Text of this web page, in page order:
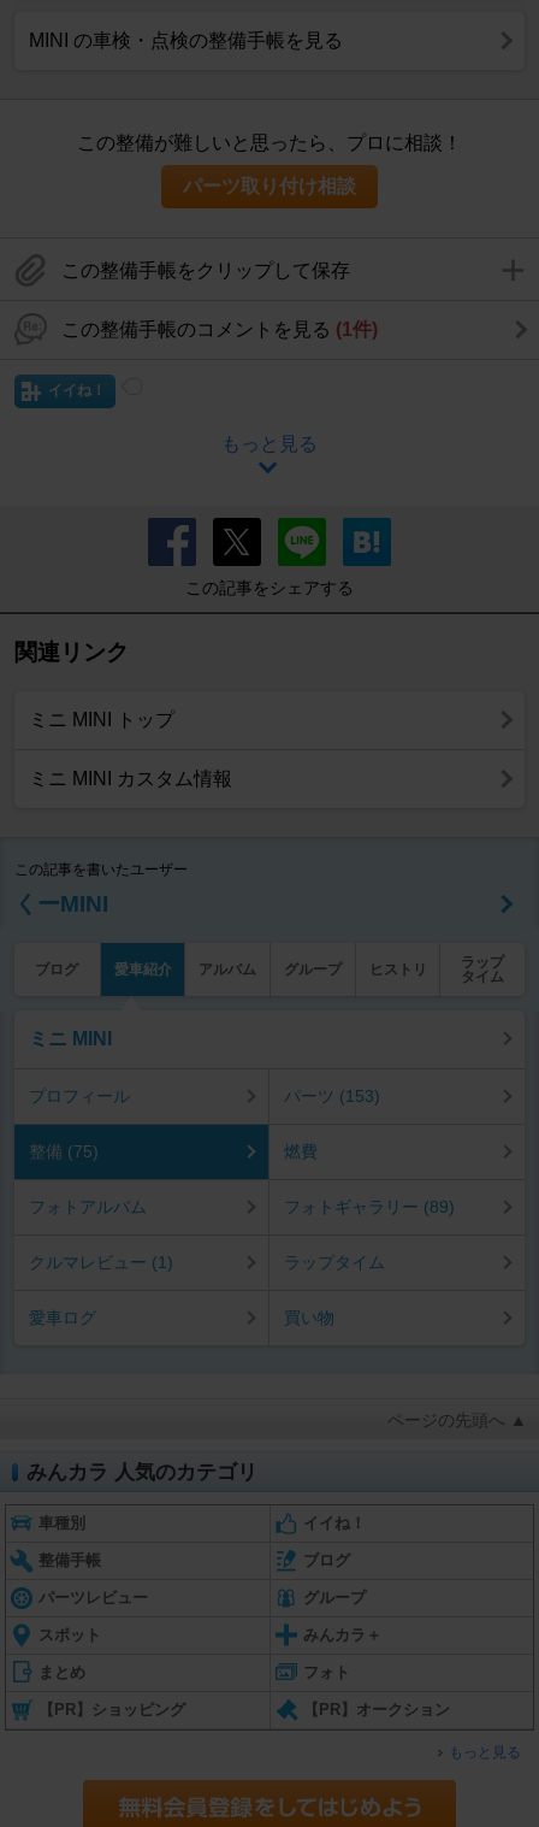
MINI の車検・点検の整備手帳を見る
この整備が難しいと思ったら、プロに相談！
パーツ取り付け相談
この整備手帳をクリップして保存
この整備手帳のコメントを見る (1件)
イイね！
もっと見る
この記事をシェアする
関連リンク
ミニ MINI トップ
ミニ MINI カスタム情報
この記事を書いたユーザー
くーMINI
ブログ 愛車紹介 アルバム グループ ヒストリ
ラップ
タイム
ミニ MINI
プロフィール パーツ (153)
整備 (75) 燃費
フォトアルバム フォトギャラリー (89)
クルマレビュー (1) ラップタイム
愛車ログ 買い物
ページの先頭へ ▲
みんカラ 人気のカテゴリ
車種別 イイね！
整備手帳 ブログ
パーツレビュー グループ
スポット みんカラ＋
まとめ フォト
【PR】ショッピング 【PR】オークション
もっと見る